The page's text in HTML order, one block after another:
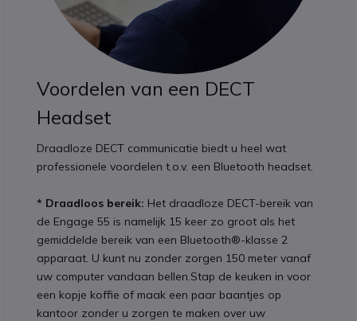
Voordelen van een DECT
Headset
Draadloze DECT communicatie biedt u heel wat
professionele voordelen t.o.v. een Bluetooth headset.
* Draadloos bereik: Het draadloze DECT-bereik van
de Engage 55 is namelijk 15 keer zo groot als het
gemiddelde bereik van een Bluetooth®-klasse 2
apparaat. U kunt nu zonder zorgen 150 meter vanaf
uw computer vandaan bellen.Stap de keuken in voor
een kopje koffie of maak een paar baantjes op
kantoor zonder u zorgen te maken over uw